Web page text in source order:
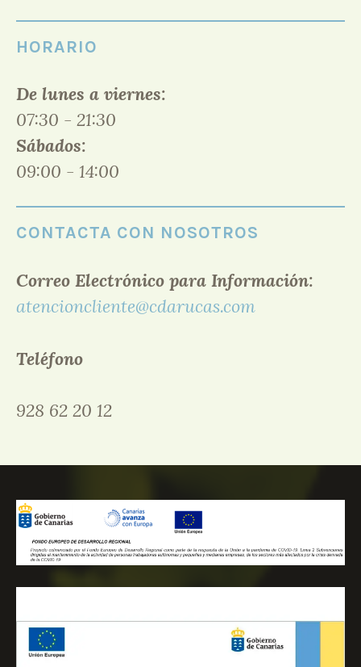
HORARIO
De lunes a viernes:
07:30 - 21:30
Sábados:
09:00 - 14:00
CONTACTA CON NOSOTROS
Correo Electrónico para Información:
atencioncliente@cdarucas.com
Teléfono
928 62 20 12